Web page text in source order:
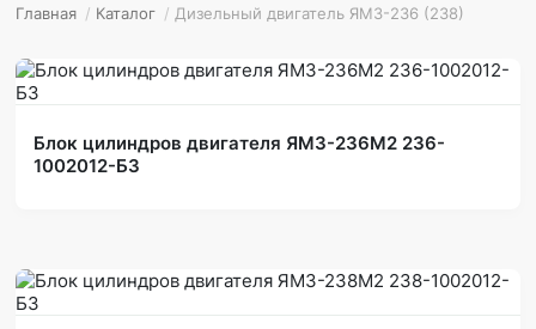
Главная / Каталог / Дизельный двигатель ЯМЗ-236 (238)
Блок цилиндров двигателя ЯМЗ-236М2 236-
1002012-Б3